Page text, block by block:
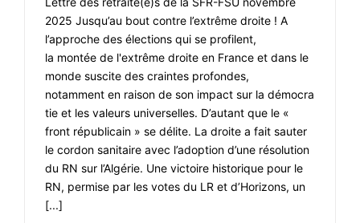
2025 Jusqu’au bout contre l’extrême droite ! A
l’approche des élections qui se profilent,
la montée de l'extrême droite en France et dans le
monde suscite des craintes profondes,
notamment en raison de son impact sur la démocra
tie et les valeurs universelles. D’autant que le «
front républicain » se délite. La droite a fait sauter
le cordon sanitaire avec l’adoption d’une résolution
du RN sur l’Algérie. Une victoire historique pour le
RN, permise par les votes du LR et d’Horizons, un
[...]